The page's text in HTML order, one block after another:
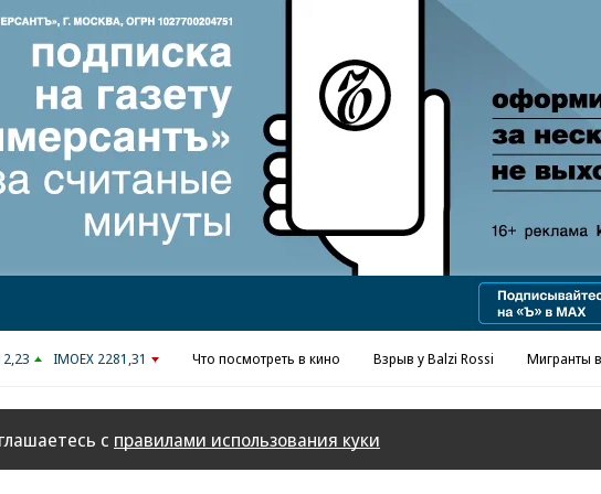
Реклама в «Ъ» www.kommersant.ru/ad
IMOEX 2281,31 Что посмотреть в кино Взрыв у Balzi Rossi Мигранты
с правилами использования куки